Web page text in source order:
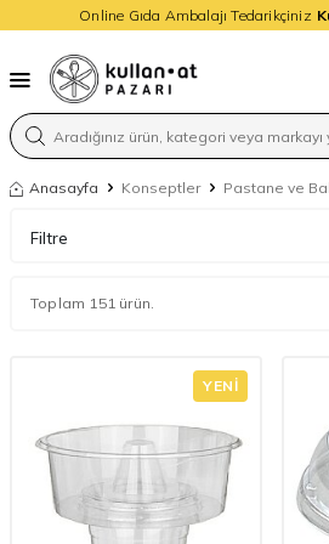
Online Gıda Ambalajı Tedarikçiniz
Anasayfa Konseptler Pastane ve
Filtre
Toplam 151 ürün.
YENI